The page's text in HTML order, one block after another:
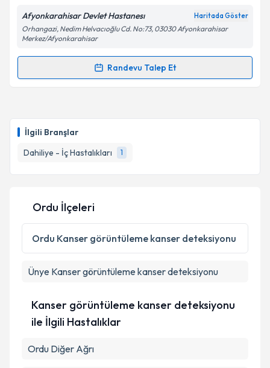
İlgili Branşlar
Dahiliye - İç Hastalıkları
1
Kişisel verilerimin işlenmesine ilişkinAydınlatma
Metni'ni okudum ve kişisel verilerimin belirtilen
Afyonkarahisar Devlet Hastanesı Haritada Göster
Orhangazi, Nedim Helvacıoğlu Cd. No:73, 03030 Afyonkarahisar
Merkez/Afyonkarahisar
Randevu Talep Et
Randevu Takvimi Talebi
takvim hazırlandığında e-posta ile bilgilendireceğiz.
Kişisel verilerimin işlenmesine ilişkinAydınlatma
Metni
'ni okudum ve kişisel verilerimin belirtilen
kapsamda işlenmesini kabul ediyorum.
Ordu İlçeleri
Ordu Kanser görüntüleme kanser deteksiyonu
Ünye Kanser görüntüleme kanser deteksiyonu
Kanser görüntüleme kanser deteksiyonu
ile İlgili Hastalıklar
Ordu Diğer Ağrı